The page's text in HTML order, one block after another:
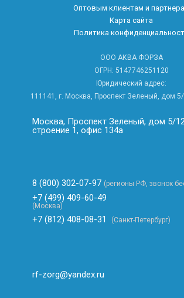
Оптовым клиентам и
Карта сайта
Политика
ООО АКВА ФОРЗА
ОГРН: 5147746251120
Юридический адрес:
111141, г. Москва, Проспект Зеленый, дом 5/
Москва, Проспект Зеленый, дом 5/
строение 1, офис 134а
8 (800) 302-07-97 (регионы РФ, звонок
+7 (499) 409-60-49
(Москва)
+7 (812) 408-08-31 (Санкт-Петербург)
rf-zorg@yandex.ru